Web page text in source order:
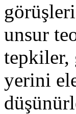
unsur
tepkiler,
yerini